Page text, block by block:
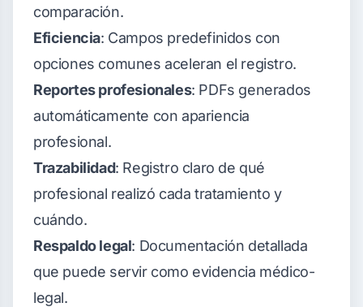
comparación.
Eficiencia: Campos predefinidos con
opciones comunes aceleran el registro.
Reportes profesionales: PDFs generados
automáticamente con apariencia
profesional.
Trazabilidad: Registro claro de qué
profesional realizó cada tratamiento y
cuándo.
Respaldo legal: Documentación detallada
que puede servir como evidencia médico-
legal.